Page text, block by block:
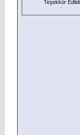
Teşekkür Edlidi
: